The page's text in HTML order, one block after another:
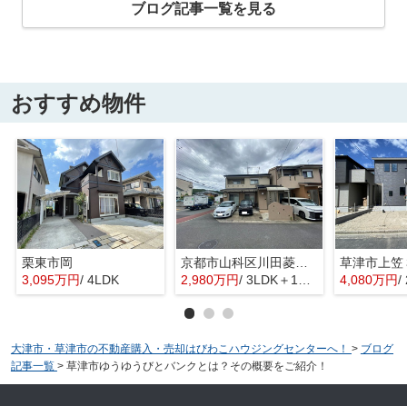
ブログ記事一覧を見る
おすすめ物件
栗東市岡
3,095万円/ 4LDK
京都市山科区川田菱尾田
2,980万円/ 3LDK＋1S(納戸) 4,080万円/
大津市・草津市の不動産購入・売却はびわこハウジングセンターへ！ > ブログ
記事一覧 > 草津市ゆうゆうびとバンクとは？その概要をご紹介！